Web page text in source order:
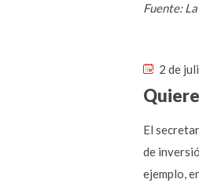
Fuente:
2 de
El
de
ejemplo,